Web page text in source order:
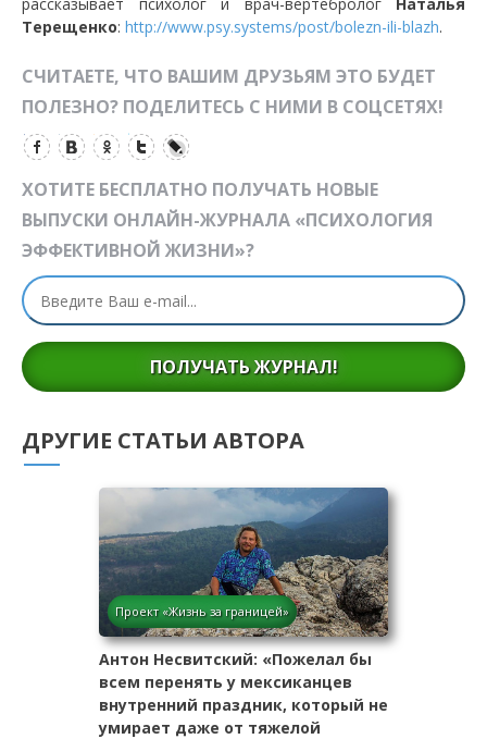
Терещенко: http://www.psy.systems/post/bolezn-ili-blazh.
СЧИТАЕТЕ, ЧТО ВАШИМ ДРУЗЬЯМ ЭТО БУДЕТ
ПОЛЕЗНО? ПОДЕЛИТЕСЬ С НИМИ В СОЦСЕТЯХ!
ХОТИТЕ БЕСПЛАТНО ПОЛУЧАТЬ НОВЫЕ
ВЫПУСКИ ОНЛАЙН-ЖУРНАЛА «ПСИХОЛОГИЯ
ЭФФЕКТИВНОЙ ЖИЗНИ»?
ПОЛУЧАТЬ ЖУРНАЛ!
ДРУГИЕ СТАТЬИ АВТОРА
Проект «Жизнь за границей»
Антон Несвитский: «Пожелал бы
всем перенять у мексиканцев
внутренний праздник, который не
умирает даже от тяжелой